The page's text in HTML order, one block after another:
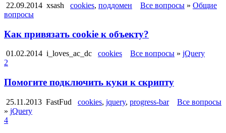
22.09.2014 xsash cookies, поддомен Все вопросы » Общие
вопросы
Как привязать cookie к объекту?
01.02.2014 i_loves_ac_dc cookies Все вопросы » jQuery
2
Помогите подключить куки к скрипту
25.11.2013 FastFud cookies, jquery, progress-bar
Все вопросы
» jQuery
4